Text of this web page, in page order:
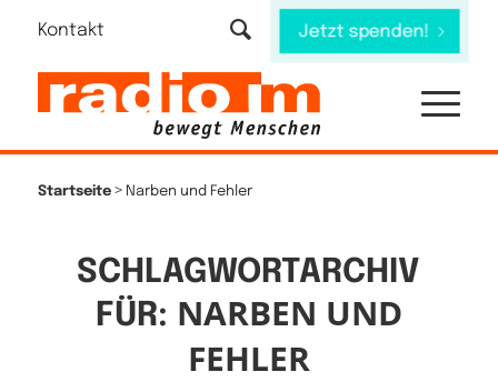
Kontakt Jetzt spenden!
Startseite> Narben und Fehler
SCHLAGWORTARCHIV
FÜR: NARBEN UND
FEHLER